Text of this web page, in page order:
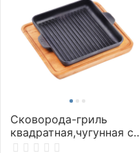
Сковорода-гриль
квадратная,чугунная с
подставкой 180х180х25